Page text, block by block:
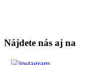
Nájdete nás aj na